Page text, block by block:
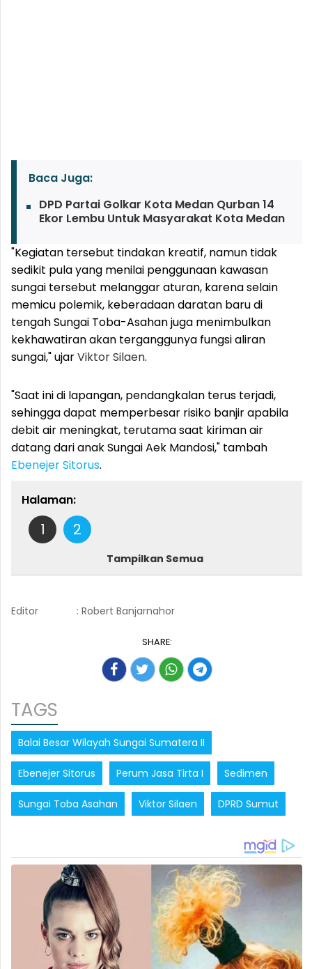
Baca Juga:
DPD Partai Golkar Kota Medan Qurban 14
Ekor Lembu Untuk Masyarakat Kota Medan
"Kegiatan tersebut tindakan kreatif, namun tidak
sedikit pula yang menilai penggunaan kawasan
sungai tersebut melanggar aturan, karena selain
memicu polemik, keberadaan daratan baru di
tengah Sungai Toba-Asahan juga menimbulkan
kekhawatiran akan terganggunya fungsi aliran
sungai," ujarViktor Silaen.
"Saat ini di lapangan, pendangkalan terus terjadi,
sehingga dapat memperbesar risiko banjir apabila
debit air meningkat, terutama saat kiriman air
datang dari anak Sungai Aek Mandosi," tambah
Ebenejer Sitorus.
Halaman:
1 2
Tampilkan Semua
Editor : Robert Banjarnahor
SHARE:
TAGS
Balai Besar Wilayah Sungai Sumatera II
Ebenejer Sitorus Perum Jasa Tirta I Sedimen
Sungai Toba Asahan Viktor Silaen DPRD Sumut